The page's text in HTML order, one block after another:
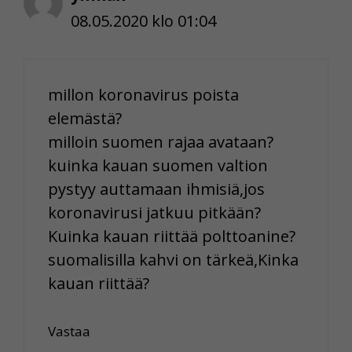
08.05.2020 klo 01:04
millon koronavirus poista
elemästä?
milloin suomen rajaa avataan?
kuinka kauan suomen valtion
pystyy auttamaan ihmisiä,jos
koronavirusi jatkuu pitkään?
Kuinka kauan riittää polttoanine?
suomalisilla kahvi on tärkeä,Kinka
kauan riittää?
Vastaa